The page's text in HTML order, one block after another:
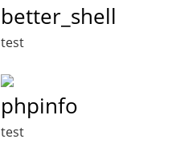
better_shell
test
phpinfo
test